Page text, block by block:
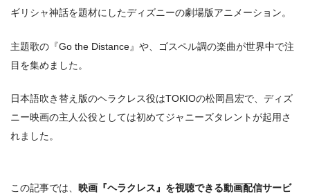
ギリシャ神話を題材にしたディズニーの劇場版アニメーション。
主題歌の『Go the Distance』や、ゴスペル調の楽曲が世界中で注
目を集めました。
日本語吹き替え版のヘラクレス役はTOKIOの松岡昌宏で、ディズ
ニー映画の主人公役としては初めてジャニーズタレントが起用さ
れました。
この記事では、 映画『ヘラクレス』を視聴できる動画配信サービ